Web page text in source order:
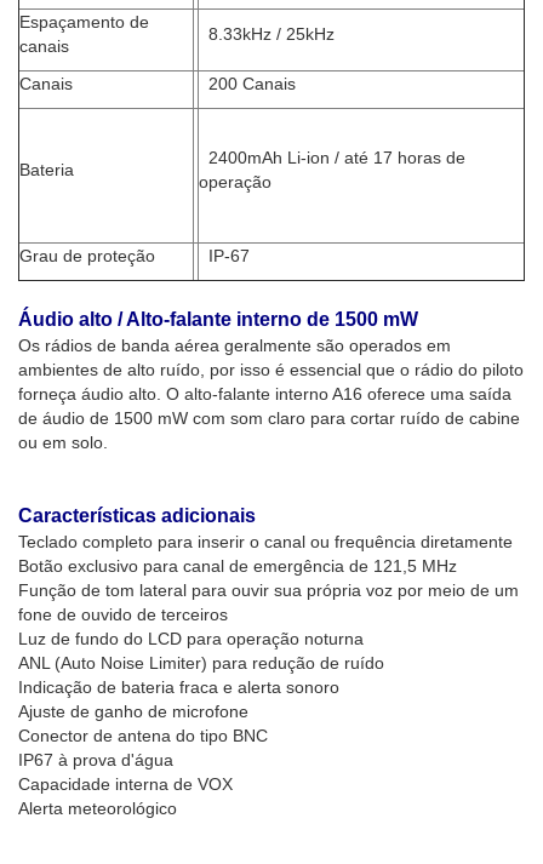
Espaçamento de
canais
8.33kHz / 25kHz
Canais 200 Canais
Bateria
2400mAh Li-ion / até 17 horas de
operação
Grau de proteção IP-67
Áudio alto / Alto-falante interno de 1500 mW
Os rádios de banda aérea geralmente são operados em
ambientes de alto ruído, por isso é essencial que o rádio do piloto
forneça áudio alto. O alto-falante interno A16 oferece uma saída
de áudio de 1500 mW com som claro para cortar ruído de cabine
ou em solo.
Características adicionais
Teclado completo para inserir o canal ou frequência diretamente
Botão exclusivo para canal de emergência de 121,5 MHz
Função de tom lateral para ouvir sua própria voz por meio de um
fone de ouvido de terceiros
Luz de fundo do LCD para operação noturna
ANL (Auto Noise Limiter) para redução de ruído
Indicação de bateria fraca e alerta sonoro
Ajuste de ganho de microfone
Conector de antena do tipo BNC
IP67 à prova d'água
Capacidade interna de VOX
Alerta meteorológico